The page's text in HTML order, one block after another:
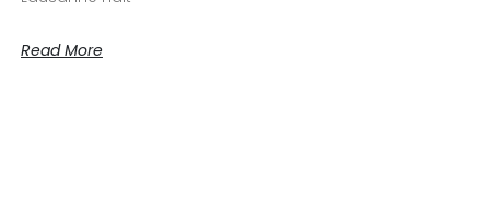
Read More